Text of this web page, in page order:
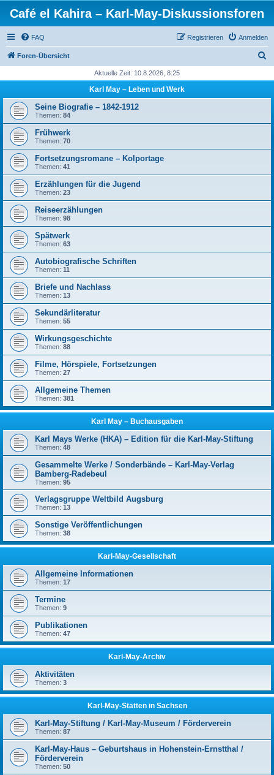
Café el Kahira – Karl-May-Diskussionsforen
FAQ Anmelden
Registrieren
Foren-Übersicht
h
Aktuelle Zeit: 10.8.2026, 8:25
Karl May – Leben und Werk
Seine Biografie – 1842-1912
Themen: 84
Frühwerk
Themen: 70
Fortsetzungsromane – Kolportage
Themen: 41
Erzählungen für die Jugend
Themen: 23
Reiseerzählungen
Themen: 98
Spätwerk
Themen: 63
Autobiografische Schriften
Themen: 11
Briefe und Nachlass
Themen: 13
Sekundärliteratur
Themen: 55
Wirkungsgeschichte
Themen: 88
Filme, Hörspiele, Fortsetzungen
Themen: 27
Allgemeine Themen
Themen: 381
Karl May – Buchausgaben
Karl Mays Werke (HKA) – Edition für die Karl-May-Stiftung
Themen: 48
Gesammelte Werke / Sonderbände – Karl-May-Verlag
Bamberg-Radebeul
Themen: 95
Verlagsgruppe Weltbild Augsburg
Themen: 13
Sonstige Veröffentlichungen
Themen: 38
Karl-May-Gesellschaft
Allgemeine Informationen
Themen: 17
Termine
Themen: 9
Publikationen
Themen: 47
Karl-May-Archiv
Aktivitäten
Themen: 3
Karl-May-Stätten in Sachsen
Karl-May-Stiftung / Karl-May-Museum / Förderverein
Themen: 87
Karl-May-Haus – Geburtshaus in Hohenstein-Ernstthal /
Förderverein
Themen: 50